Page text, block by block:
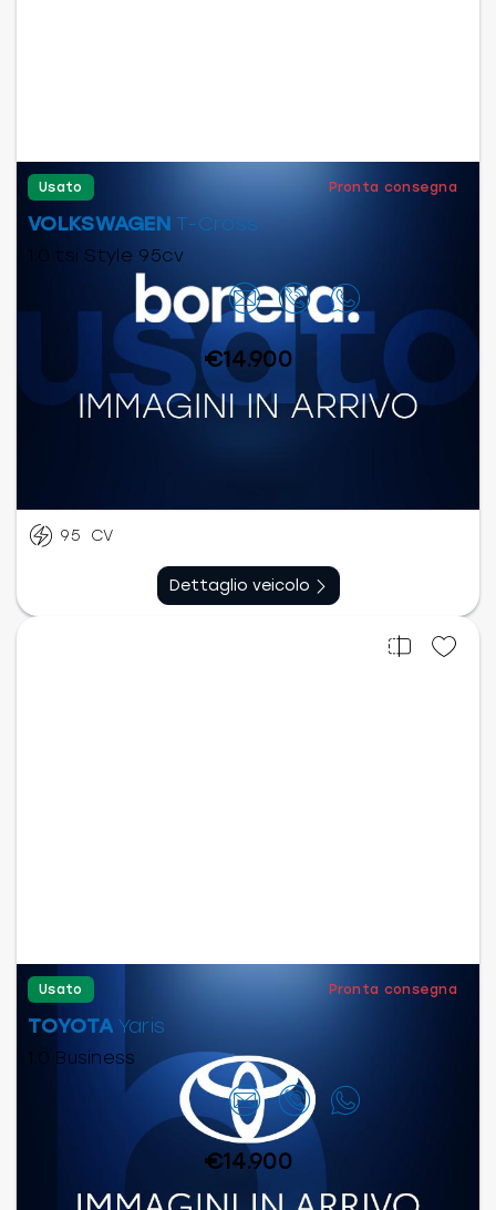
Usato Pronta consegna
VOLKSWAGEN T-Cross
1.0 tsi Style 95cv
Contattaci
€14.900
95
CV
Dettaglio veicolo
Usato Pronta consegna
TOYOTA Yaris
1.0 Business
Contattaci
€14.900